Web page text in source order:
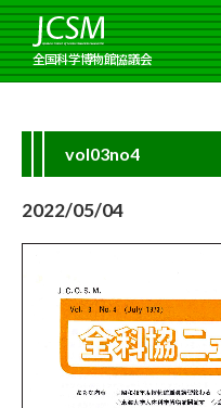
全国科学博物館協議会
vol03no4
2022/05/04